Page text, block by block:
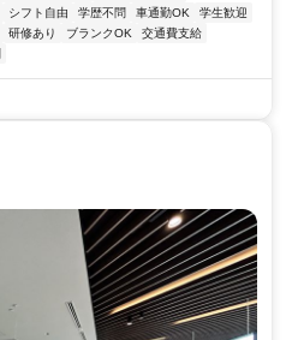
シフト自由 学歴不問 車通勤OK
学生歓迎
研修あり ブランクOK
交通費支給